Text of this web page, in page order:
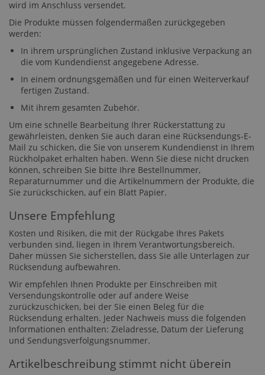
wird im Anschluss versendet.
Die Produkte müssen folgendermaßen zurückgegeben
werden:
In ihrem ursprünglichen Zustand inklusive Verpackung an
die vom Kundendienst angegebene Adresse.
In einem ordnungsgemäßen und für einen Weiterverkauf
fertigen Zustand.
Mit ihrem gesamten Zubehör.
Um eine schnelle Bearbeitung Ihrer Rückerstattung zu
gewährleisten, denken Sie auch daran eine Rücksendungs-E-
Mail zu schicken, die Sie von unserem Kundendienst in Ihrem
Rückholpaket erhalten haben. Wenn Sie diese nicht drucken
können, schreiben Sie bitte Ihre Bestellnummer,
Reparaturnummer und die Artikelnummern der Produkte, die
Sie zurückschicken, auf ein Blatt Papier.
Unsere Empfehlung
Kosten und Risiken, die mit der Rückgabe Ihres Pakets
verbunden sind, liegen in Ihrem Verantwortungsbereich.
Daher müssen Sie sicherstellen, dass Sie alle Unterlagen zur
Rücksendung aufbewahren.
Wir empfehlen Ihnen Produkte per Einschreiben mit
Versendungskontrolle oder auf andere Weise
zurückzuschicken, bei der Sie einen Beleg für die
Rücksendung erhalten. Jeder Nachweis muss die folgenden
Informationen enthalten: Zieladresse, Datum der Lieferung
und Sendungsverfolgungsnummer.
Artikelbeschreibung stimmt nicht überein